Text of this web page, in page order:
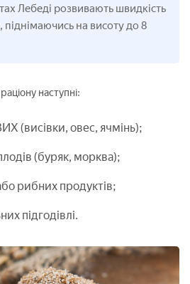
Лебеді розвивають швидкість
на висоту до 8
наступні:
(висівки, овес, ячмінь);
(буряк, морква);
рибних продуктів;
підгодівлі.